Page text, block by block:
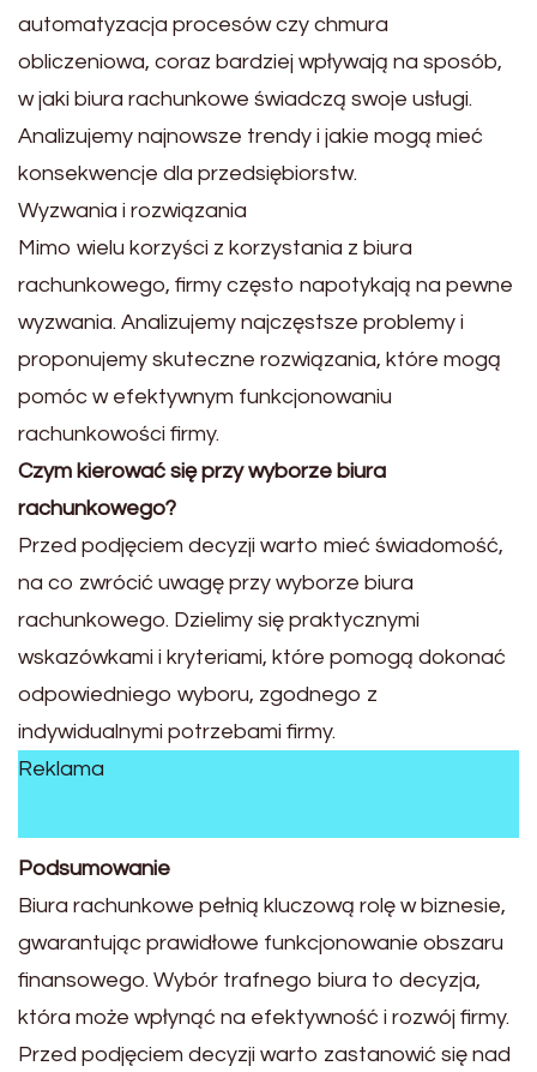
automatyzacja procesów czy chmura
obliczeniowa, coraz bardziej wpływają na sposób,
w jaki biura rachunkowe świadczą swoje usługi.
Analizujemy najnowsze trendy i jakie mogą mieć
konsekwencje dla przedsiębiorstw.
Wyzwania i rozwiązania
Mimo wielu korzyści z korzystania z biura
rachunkowego, firmy często napotykają na pewne
wyzwania. Analizujemy najczęstsze problemy i
proponujemy skuteczne rozwiązania, które mogą
pomóc w efektywnym funkcjonowaniu
rachunkowości firmy.
Czym kierować się przy wyborze biura
rachunkowego?
Przed podjęciem decyzji warto mieć świadomość,
na co zwrócić uwagę przy wyborze biura
rachunkowego. Dzielimy się praktycznymi
wskazówkami i kryteriami, które pomogą dokonać
odpowiedniego wyboru, zgodnego z
indywidualnymi potrzebami firmy.
Reklama
Podsumowanie
Biura rachunkowe pełnią kluczową rolę w biznesie,
gwarantując prawidłowe funkcjonowanie obszaru
finansowego. Wybór trafnego biura to decyzja,
która może wpłynąć na efektywność i rozwój firmy.
Przed podjęciem decyzji warto zastanowić się nad